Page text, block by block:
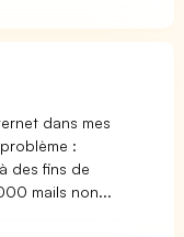
dans mes
:
des fins de
mails non...